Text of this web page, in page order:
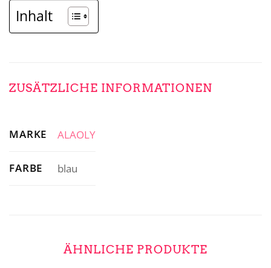
Inhalt
ZUSÄTZLICHE INFORMATIONEN
MARKE ALAOLY
FARBE blau
ÄHNLICHE PRODUKTE